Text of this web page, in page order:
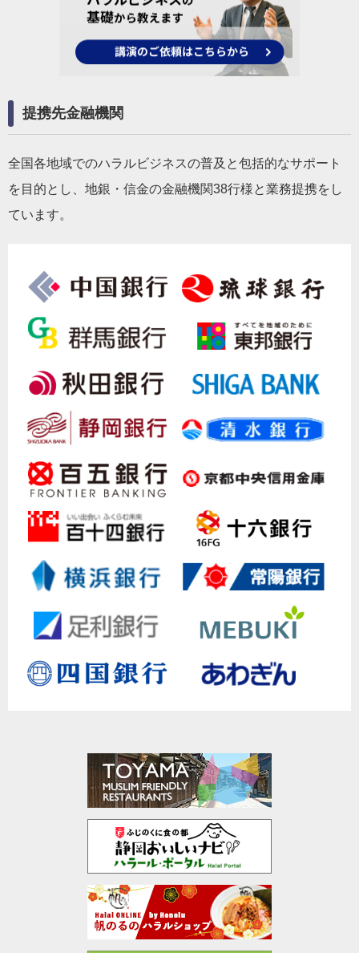
提携先金融機関
全国各地域でのハラルビジネスの普及と包括的なサポート
を目的とし、地銀・信金の金融機関38行様と業務提携をし
ています。